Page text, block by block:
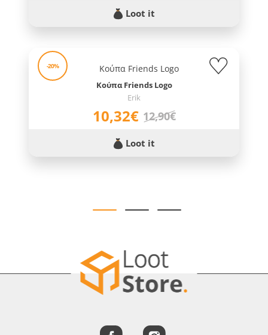
Loot it
-20%
Κούπα Friends Logo
Erik
10,32€ 12,90€
Loot it